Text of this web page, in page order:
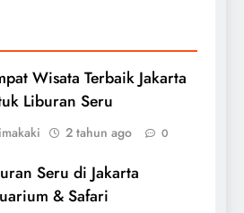
Wisata Terbaik Jakarta
Liburan Seru
2 tahun ago 0
Seru di Jakarta
& Safari